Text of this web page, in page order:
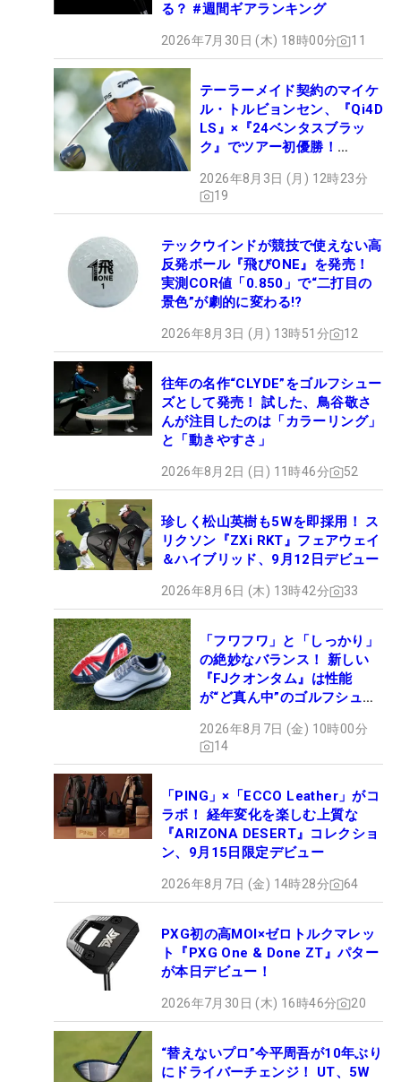
る？ #週間ギアランキング
2026年7月30日 (木) 18時00分 11
テーラーメイド契約のマイケ
ル・トルビョンセン、『Qi4D
LS』×『24ベンタスブラッ
ク』でツアー初優勝！
2026年8月3日 (月) 12時23分
19
テックウインドが競技で使えない高
反発ボール『飛びONE』を発売！
実測COR値「0.850」で“二打目の
景色”が劇的に変わる!?
2026年8月3日 (月) 13時51分 12
往年の名作“CLYDE”をゴルフシュー
ズとして発売！ 試した、鳥谷敬さ
んが注目したのは「カラーリング」
と「動きやすさ」
2026年8月2日 (日) 11時46分 52
珍しく松山英樹も5Wを即採用！ ス
リクソン『ZXi RKT』フェアウェイ
＆ハイブリッド、9月12日デビュー
2026年8月6日 (木) 13時42分 33
「フワフワ」と「しっかり」
の絶妙なバランス！ 新しい
『FJクオンタム』は性能
が“ど真ん中”のゴルフシュー
2026年8月7日 (金) 10時00分
14
「PING」×「ECCO Leather」がコ
ラボ！ 経年変化を楽しむ上質な
『ARIZONA DESERT』コレクショ
ン、9月15日限定デビュー
2026年8月7日 (金) 14時28分 64
PXG初の高MOI×ゼロトルクマレッ
ト『PXG One & Done ZT』パター
が本日デビュー！
2026年7月30日 (木) 16時46分 20
“替えないプロ”今平周吾が10年ぶり
にドライバーチェンジ！ UT、5W